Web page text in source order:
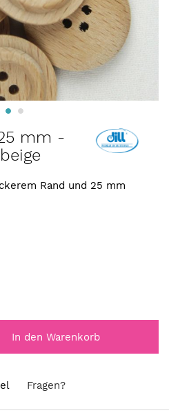
mm -
Rand und 25 mm
In den Warenkorb
Fragen?